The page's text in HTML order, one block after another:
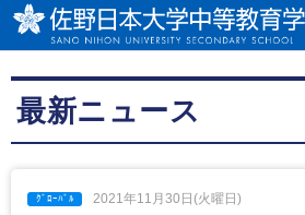
最新ニュース
2021年11月30日(火曜日)